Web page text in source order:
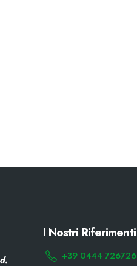
I Nostri Riferimenti
+39 0444 726726